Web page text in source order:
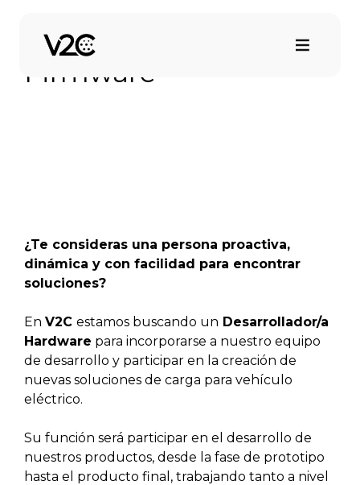
contenidoDesarrollador/a de
Firmware
¿Te consideras una persona proactiva,
dinámica y con facilidad para encontrar
soluciones?
En V2C estamos buscando un Desarrollador/a
Hardware para incorporarse a nuestro equipo
de desarrollo y participar en la creación de
nuevas soluciones de carga para vehículo
eléctrico.
Su función será participar en el desarrollo de
nuestros productos, desde la fase de prototipo
hasta el producto final, trabajando tanto a nivel